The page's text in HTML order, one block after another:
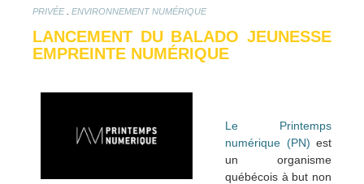
PRIVÉE. ENVIRONNEMENT NUMÉRIQUE
LANCEMENT DU BALADO JEUNESSE
EMPREINTE NUMÉRIQUE
Le Printemps
numérique (PN) est
un organisme
québécois à but non